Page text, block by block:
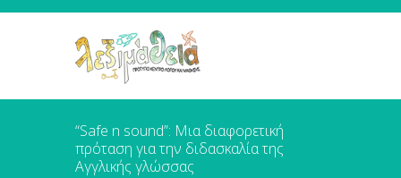
“Safe n sound”: Μια διαφορετική
πρόταση για την διδασκαλία της
Αγγλικής γλώσσας